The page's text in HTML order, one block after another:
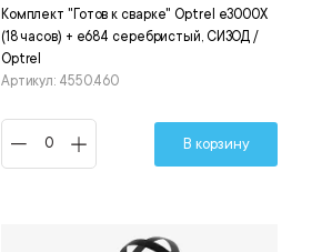
Комплект "Готов к сварке" Optrel e3000X
(18 часов) + e684 серебристый, СИЗОД /
Optrel
Артикул: 4550.460
В корзину